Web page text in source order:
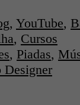
, YouTube,
, Cursos
, Piadas,
Designer